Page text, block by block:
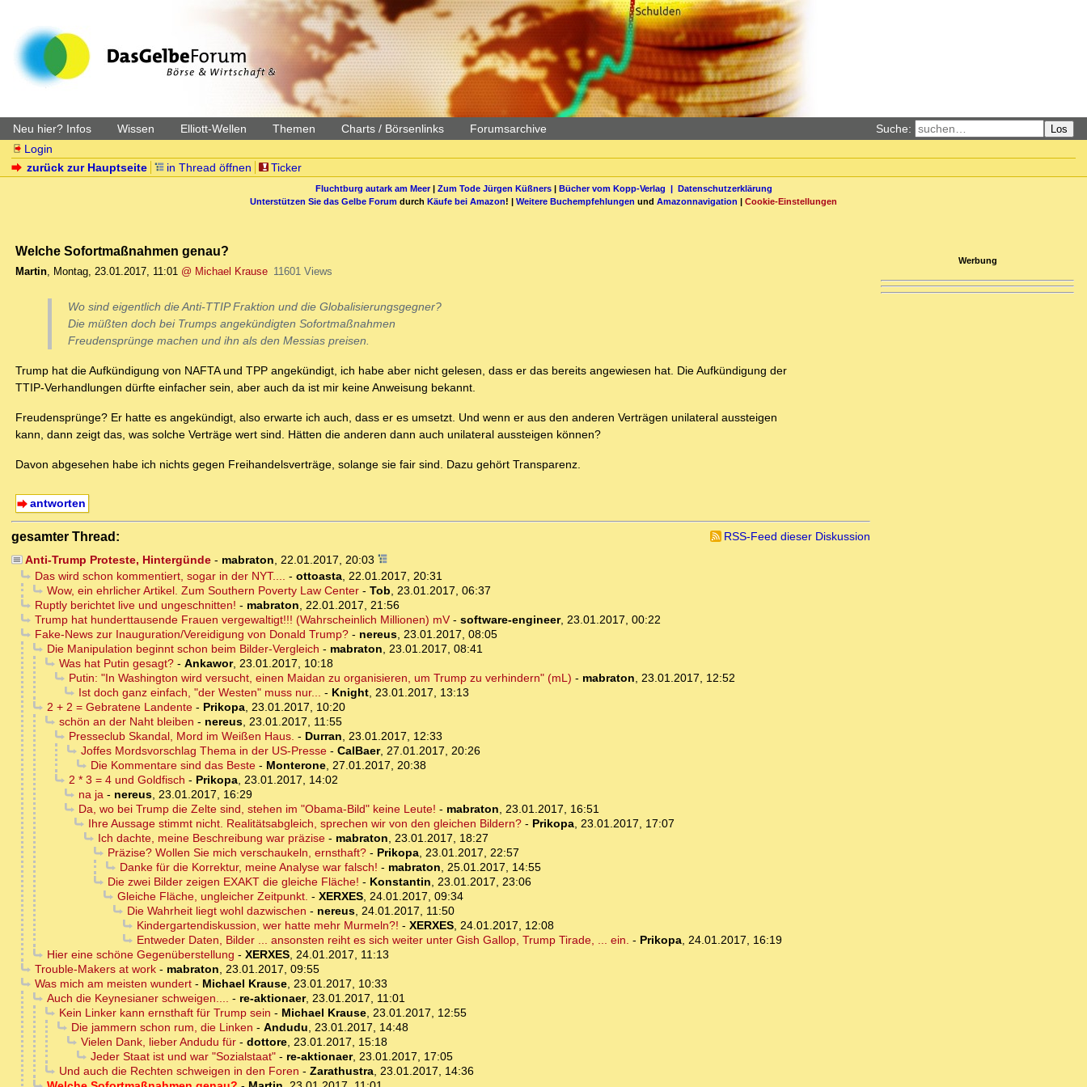
Neu hier? Infos Wissen Elliott-Wellen Themen Charts / Börsenlinks Forumsarchive Suche: Los
Login
zurück zur Hauptseite
in Thread öffnen Ticker
Fluchtburg autark am Meer| Zum Tode Jürgen Küßners| Bücher vom Kopp-Verlag | Datenschutzerklärung
Unterstützen Sie das Gelbe Forum durch Käufe bei Amazon! | Weitere Buchempfehlungen und Amazonnavigation | Cookie-Einstellungen
Welche Sofortmaßnahmen genau?
Martin, Montag, 23.01.2017, 11:01 @ Michael Krause 11601 Views
Wo sind eigentlich die Anti-TTIP Fraktion und die Globalisierungsgegner?
Die müßten doch bei Trumps angekündigten Sofortmaßnahmen
Freudensprünge machen und ihn als den Messias preisen.
Trump hat die Aufkündigung von NAFTA und TPP angekündigt, ich habe aber nicht gelesen, dass er das bereits angewiesen hat. Die Aufkündigung der
TTIP-Verhandlungen dürfte einfacher sein, aber auch da ist mir keine Anweisung bekannt.
Freudensprünge? Er hatte es angekündigt, also erwarte ich auch, dass er es umsetzt. Und wenn er aus den anderen Verträgen unilateral aussteigen
kann, dann zeigt das, was solche Verträge wert sind. Hätten die anderen dann auch unilateral aussteigen können?
Davon abgesehen habe ich nichts gegen Freihandelsverträge, solange sie fair sind. Dazu gehört Transparenz.
antworten
gesamter Thread:
RSS-Feed dieser Diskussion
Anti-Trump Proteste, Hintergünde- mabraton, 22.01.2017, 20:03
Das wird schon kommentiert, sogar in der NYT.... - ottoasta, 22.01.2017, 20:31
Wow, ein ehrlicher Artikel. Zum Southern Poverty Law Center- Tob, 23.01.2017, 06:37
Ruptly berichtet live und ungeschnitten! - mabraton, 22.01.2017, 21:56
Trump hat hunderttausende Frauen vergewaltigt!!! (Wahrscheinlich Millionen) mV- software-engineer, 23.01.2017, 00:22
Fake-News zur Inauguration/Vereidigung von Donald Trump?- nereus, 23.01.2017, 08:05
Die Manipulation beginnt schon beim Bilder-Vergleich - mabraton, 23.01.2017, 08:41
Was hat Putin gesagt?- Ankawor, 23.01.2017, 10:18
Putin: "In Washington wird versucht, einen Maidan zu organisieren, um Trump zu verhindern" (mL) - mabraton, 23.01.2017, 12:52
Ist doch ganz einfach, "der Westen" muss nur... - Knight, 23.01.2017, 13:13
2 + 2 = Gebratene Landente- Prikopa, 23.01.2017, 10:20
schön an der Naht bleiben - nereus, 23.01.2017, 11:55
Presseclub Skandal, Mord im Weißen Haus. - Durran, 23.01.2017, 12:33
Joffes Mordsvorschlag Thema in der US-Presse- CalBaer, 27.01.2017, 20:26
Die Kommentare sind das Beste- Monterone, 27.01.2017, 20:38
2 * 3 = 4 und Goldfisch - Prikopa, 23.01.2017, 14:02
na ja- nereus, 23.01.2017, 16:29
Da, wo bei Trump die Zelte sind, stehen im "Obama-Bild" keine Leute! - mabraton, 23.01.2017, 16:51
Ihre Aussage stimmt nicht. Realitätsabgleich, sprechen wir von den gleichen Bildern?- Prikopa, 23.01.2017, 17:07
Ich dachte, meine Beschreibung war präzise- mabraton, 23.01.2017, 18:27
Präzise? Wollen Sie mich verschaukeln, ernsthaft?- Prikopa, 23.01.2017, 22:57
Danke für die Korrektur, meine Analyse war falsch! - mabraton, 25.01.2017, 14:55
Die zwei Bilder zeigen EXAKT die gleiche Fläche! - Konstantin, 23.01.2017, 23:06
Gleiche Fläche, ungleicher Zeitpunkt. - XERXES, 24.01.2017, 09:34
Die Wahrheit liegt wohl dazwischen - nereus, 24.01.2017, 11:50
Kindergartendiskussion, wer hatte mehr Murmeln?! - XERXES, 24.01.2017, 12:08
Entweder Daten, Bilder ... ansonsten reiht es sich weiter unter Gish Gallop, Trump Tirade, ... ein. - Prikopa, 24.01.2017, 16:19
Hier eine schöne Gegenüberstellung - XERXES, 24.01.2017, 11:13
Trouble-Makers at work- mabraton, 23.01.2017, 09:55
Was mich am meisten wundert- Michael Krause, 23.01.2017, 10:33
Auch die Keynesianer schweigen.... - re-aktionaer, 23.01.2017, 11:01
Kein Linker kann ernsthaft für Trump sein - Michael Krause, 23.01.2017, 12:55
Die jammern schon rum, die Linken - Andudu, 23.01.2017, 14:48
Vielen Dank, lieber Andudu für- dottore, 23.01.2017, 15:18
Jeder Staat ist und war "Sozialstaat"- re-aktionaer, 23.01.2017, 17:05
Und auch die Rechten schweigen in den Foren - Zarathustra, 23.01.2017, 14:36
Werbung